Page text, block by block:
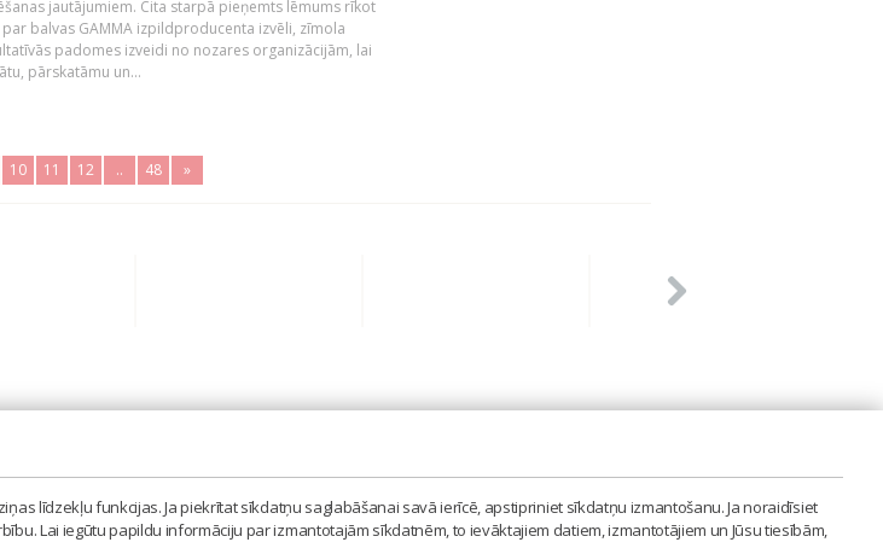
jautājumiem. Cita starpā pieņemts lēmums rīkot
balvas GAMMA izpildproducenta izvēli, zīmola
padomes izveidi no nozares organizācijām, lai
pārskatāmu un...
10 11 12 .. 48 »
67605023, MOB. 20398873, E-PASTS: LAIPA[AT]LAIPA.ORG
līdzekļu funkcijas. Ja piekrītat sīkdatņu saglabāšanai savā ierīcē, apstipriniet sīkdatņu izmantošanu. Ja noraidīsiet
Lai iegūtu papildu informāciju par izmantotajām sīkdatnēm, to ievāktajiem datiem, izmantotājiem un Jūsu tiesībām,